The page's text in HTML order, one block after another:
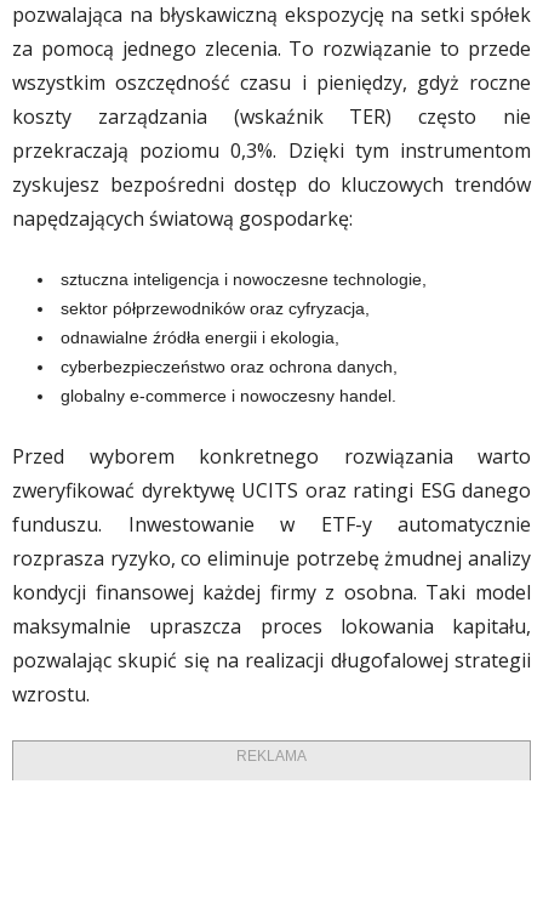
pozwalająca na błyskawiczną ekspozycję na setki spółek
za pomocą jednego zlecenia. To rozwiązanie to przede
wszystkim oszczędność czasu i pieniędzy, gdyż roczne
koszty zarządzania (wskaźnik TER) często nie
przekraczają poziomu 0,3%. Dzięki tym instrumentom
zyskujesz bezpośredni dostęp do kluczowych trendów
napędzających światową gospodarkę:
sztuczna inteligencja i nowoczesne technologie,
sektor półprzewodników oraz cyfryzacja,
odnawialne źródła energii i ekologia,
cyberbezpieczeństwo oraz ochrona danych,
globalny e-commerce i nowoczesny handel.
Przed wyborem konkretnego rozwiązania warto
zweryfikować dyrektywę UCITS oraz ratingi ESG danego
funduszu. Inwestowanie w ETF-y automatycznie
rozprasza ryzyko, co eliminuje potrzebę żmudnej analizy
kondycji finansowej każdej firmy z osobna. Taki model
maksymalnie upraszcza proces lokowania kapitału,
pozwalając skupić się na realizacji długofalowej strategii
wzrostu.
REKLAMA